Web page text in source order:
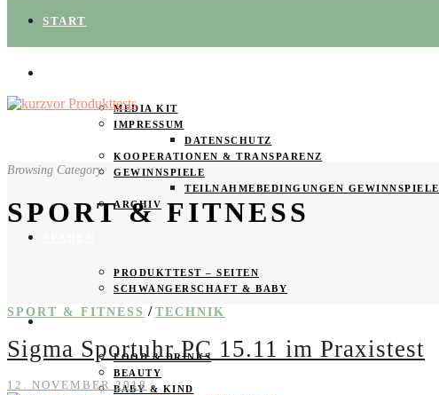
START
MEDIA KIT
IMPRESSUM
DATENSCHUTZ
KOOPERATIONEN & TRANSPARENZ
GEWINNSPIELE
TEILNAHMEBEDINGUNGEN GEWINNSPIELE
ARCHIV
PRODUKTTEST – SEITEN
SCHWANGERSCHAFT & BABY
PRODUKTTESTER GESUCHT
FOOD & DRINKS
BEAUTY
BABY & KIND
Browsing Category
SPORT & FITNESS
SPORT & FITNESS / TECHNIK
Sigma Sportuhr PC 15.11 im Praxistest
12. NOVEMBER 2018